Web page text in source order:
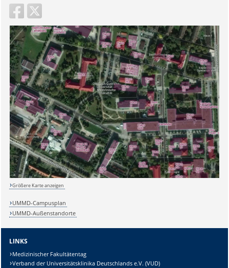
Größere Karte anzeigen
UMMD-Campusplan
UMMD-Außenstandorte
LINKS
Medizinischer Fakultätentag
Verband der Universitätsklinika Deutschlands e.V. (VUD)